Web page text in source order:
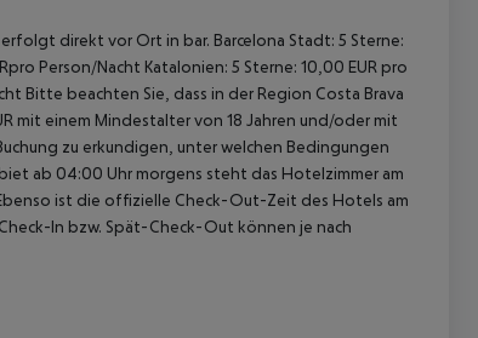
direkt vor Ort in bar. Barcelona Stadt: 5 Sterne:
Person/Nacht Katalonien: 5 Sterne: 10,00 EUR pro
Bitte beachten Sie, dass in der Region Costa Brava
mit einem Mindestalter von 18 Jahren und/oder mit
zu erkundigen, unter welchen Bedingungen
ab 04:00 Uhr morgens steht das Hotelzimmer am
ist die offizielle Check-Out-Zeit des Hotels am
In bzw. Spät-Check-Out können je nach